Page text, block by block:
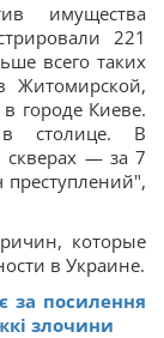
имущества
221
всего таких
Житомирской,
городе Киеве.
в столице. В
скверах — за 7
преступлений",
которые
в Украине.
за посилення
злочини